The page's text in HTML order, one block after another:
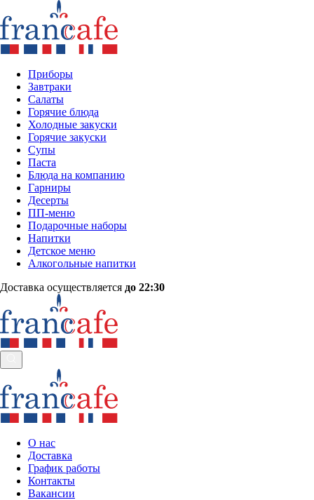
Приборы
Завтраки
Салаты
Горячие блюда
Холодные закуски
Горячие закуски
Супы
Паста
Блюда на компанию
Гарниры
Десерты
ПП-меню
Подарочные наборы
Напитки
Детское меню
Алкогольные напитки
Доставка осуществляется до 22:30
О нас
Доставка
График работы
Контакты
Вакансии